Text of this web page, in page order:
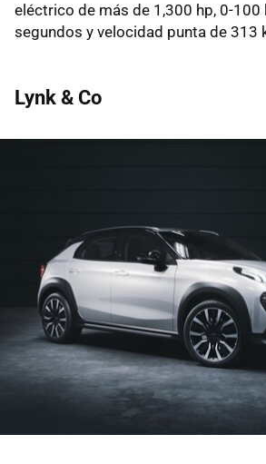
eléctrico de más de 1,300 hp, 0-100
segundos y velocidad punta de 313
Lynk & Co